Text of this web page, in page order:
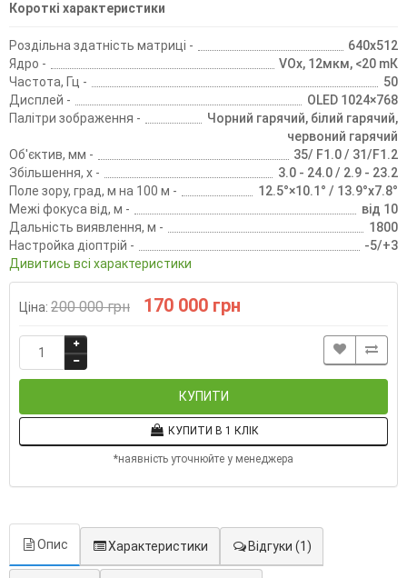
Короткі характеристики
Роздільна здатність матриці -
640x512
Ядро -
VOx, 12мĸм, <20 mК
Частота, Гц -
50
Дисплей -
ОLЕD 1024×768
Палітри зображення -
Чорний гарячий, білий гарячий,
червоний гарячий
Об'єктив, мм -
35/ F1.0 / 31/F1.2
Збільшення, х -
3.0 - 24.0 / 2.9 - 23.2
Поле зору, град, м на 100 м -
12.5°×10.1° / 13.9°x7.8°
Межі фокуса від, м -
від 10
Дальність виявлення, м -
1800
Настройка діоптрій -
-5/+3
Дивитись всі характеристики
Ціна: 200 000 грн 170 000 грн
КУПИТИ
КУПИТИ В 1 КЛІК
*наявність уточнюйте у менеджера
Опис Характеристики Відгуки (1)